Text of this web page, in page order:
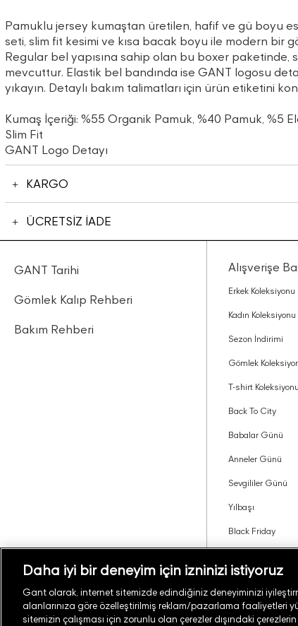
Pamuklu jersey kumaştan üretilen, hafif ve gü boyu
seti, slim fit kesimi ve kısa bacak boyu ile modern bir
Regular bel yapısına sahip olan bu boxer paketinde,
mevcuttur. Elastik bel bandında ise GANT logosu
yıkayın. Detaylı bakım talimatları için ürün etiketini
Kumaş İçeriği: %55 Organik Pamuk, %40 Pamuk, %5
Slim Fit
GANT Logo Detayı
KARGO
ÜCRETSİZ İADE
GANT Tarihi
Gömlek Kalıp Rehberi
Bakım Rehberi
Alışverişe
Erkek Koleksiyonu
Kadın Koleksiyonu
Sezon İndirimi
Gömlek
T-shirt Koleksiyonu
Back To City
Babalar Günü
Anneler Günü
Sevgililer Günü
Yılbaşı
Black Friday
Türkiye Mağaza Bul
Daha iyi bir deneyim için izninizi istiyoruz
Gant olarak, internet sitemizde edindiğiniz deneyiminizi
alanlarınıza göre özelleştirilmiş reklam/pazarlama faaliyetleri
sitemizin çalışması için zorunlu olan çerezler dışındaki